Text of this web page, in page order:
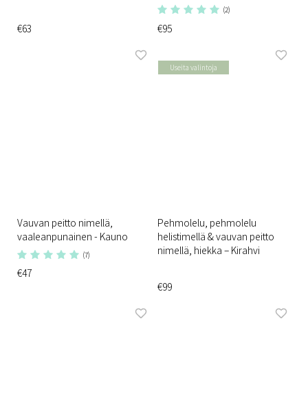
€63
(2)
€95
Vauvan peitto nimellä,
vaaleanpunainen - Kauno
(7)
€47
Useita valintoja
Pehmolelu, pehmolelu
helistimellä & vauvan peitto
nimellä, hiekka – Kirahvi
€99